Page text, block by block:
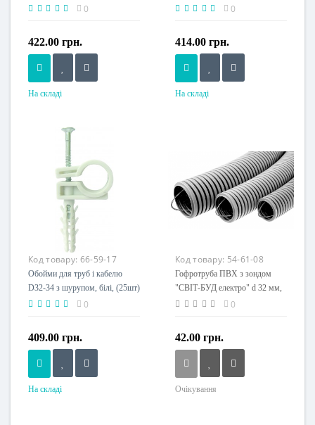
0
422.00 грн.
На складі
0
414.00 грн.
На складі
Код товару: 66-59-17
Обойми для труб і кабелю
D32-34 з шурупом, білі, (25шт)
0
409.00 грн.
На складі
Код товару: 54-61-08
Гофротруба ПВХ з зондом
"СВІТ-БУД електро" d 32 мм,
негорюча, сіра, (1м).
0
42.00 грн.
Очікування